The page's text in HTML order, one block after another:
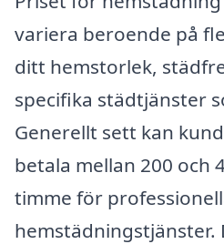
variera beroende på
ditt hemstorlek,
specifika städtjänster
Generellt sett kan
betala mellan 200 och
timme för